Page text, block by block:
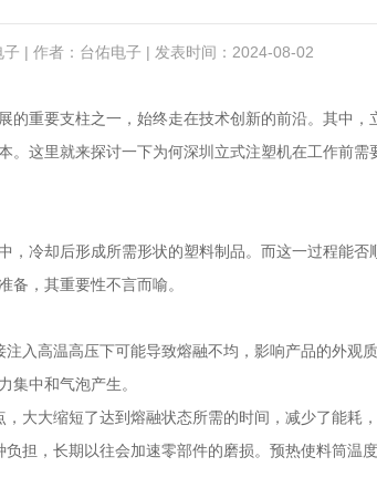
| 作者：台佑电子 | 发表时间：2024-08-02
的重要支柱之一，始终走在技术创新的前沿。其中，
。这里就来探讨一下为何深圳立式注塑机在工作前需
，冷却后形成所需形状的塑料制品。而这一过程能否
备，其重要性不言而喻。
入高温高压下可能导致熔融不均，影响产品的外观
集中和气泡产生。
大大缩短了达到熔融状态所需的时间，减少了能耗
担，长期以往会加速零部件的磨损。预热使料筒温